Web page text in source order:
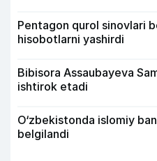
Pentagon qurol sinovlari
hisobotlarni yashirdi
Bibisora Assaubayeva
ishtirok etadi
O‘zbekistonda islomiy
belgilandi